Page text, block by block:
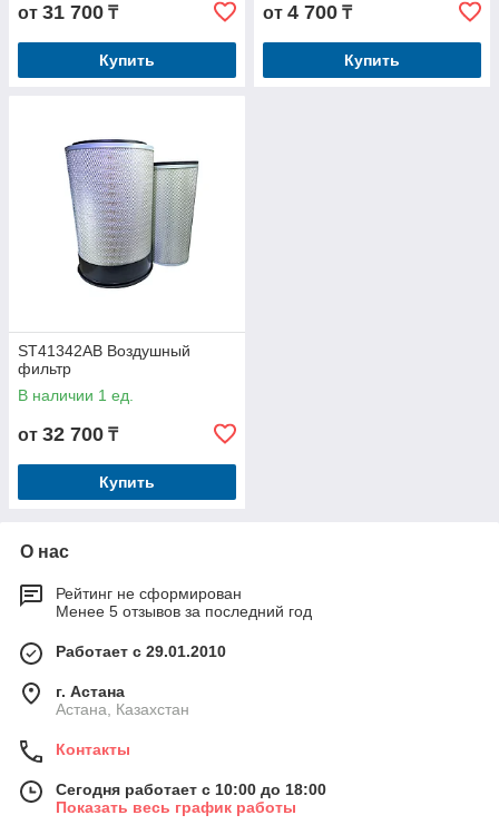
от 31 700 ₸
Купить
от 4 700 ₸
Купить
ST41342AB Воздушный
фильтр
В наличии 1 ед.
от 32 700 ₸
Купить
О нас
Рейтинг не сформирован
Менее 5 отзывов за последний год
Работает с 29.01.2010
г. Астана
Астана, Казахстан
Контакты
Сегодня работает с 10:00 до 18:00
Показать весь график работы